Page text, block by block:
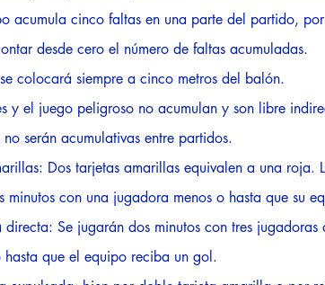
acumula cinco faltas en una parte del partido,
desde cero el número de faltas acumuladas.
colocará siempre a cinco metros del balón.
y el juego peligroso no acumulan y son libre
no serán acumulativas entre partidos.
Dos tarjetas amarillas equivalen a una
minutos con una jugadora menos o hasta que su
directa: Se jugarán dos minutos con tres
que el equipo reciba un gol.